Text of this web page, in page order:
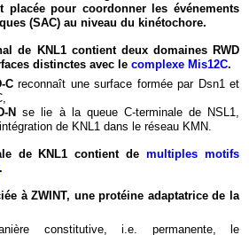
placée pour coordonner les événements
(SAC) au niveau du kinétochore.
de KNL1 contient deux domaines RWD
distinctes avec le complexe Mis12C.
Creconnaît une surface formée par Dsn1 et
N se lie à la queue C-terminale de NSL1,
de KNL1 dans le réseau KMN.
de KNL1 contient demultiples motifs
.
à ZWINT, une protéine adaptatrice de la
constitutive, i.e. permanente, le